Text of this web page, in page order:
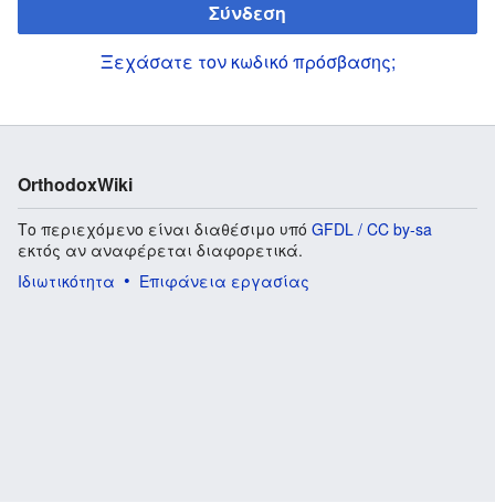
Σύνδεση
Ξεχάσατε τον κωδικό πρόσβασης;
OrthodoxWiki
Το περιεχόμενο είναι διαθέσιμο υπό GFDL / CC by-sa
εκτός αν αναφέρεται διαφορετικά.
Ιδιωτικότητα
Επιφάνεια εργασίας